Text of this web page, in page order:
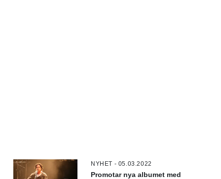
NYHET - 05.03.2022
Promotar nya albumet med